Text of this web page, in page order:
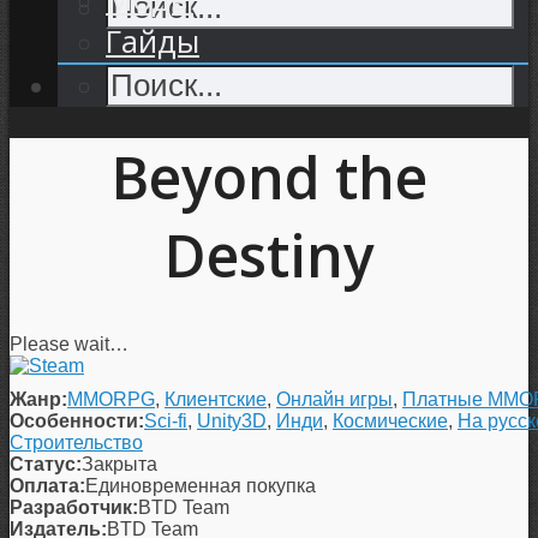
Гайды
Beyond the
Destiny
Please wait…
Жанр:MMORPG, Клиентские, Онлайн игры, Платные
Особенности:Sci-fi, Unity3D, Инди, Космические, На
Строительство
Статус:Закрыта
Оплата:Единовременная покупка
Разработчик:BTD Team
Издатель:BTD Team